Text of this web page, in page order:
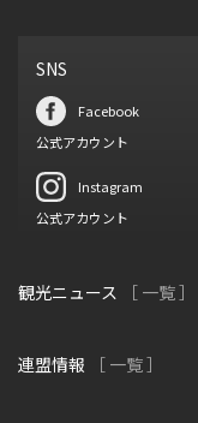
SNS
Facebook
公式アカウント
Instagram
公式アカウント
観光ニュース ［ 一覧 ］
連盟情報 ［ 一覧 ］